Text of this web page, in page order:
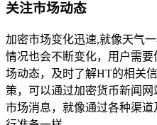
关注市场动态
加密市场变化迅速,就像天气
情况也会不断变化，用户需
场动态，及时了解HT的相关
策，可以通过加密货币新闻
市场消息，就像通过各种渠